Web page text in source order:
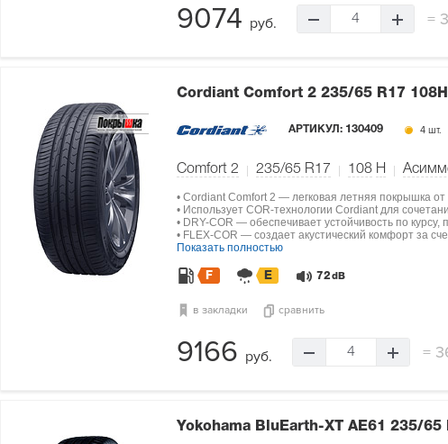
9074 руб. 4 =
Cordiant Comfort 2 235/65 R17 108H
АРТИКУЛ: 130409 4 шт.
Comfort 2 235/65 R17 108 H
• Cordiant Comfort 2 — легковая летняя покрышка
• Использует COR-технологии Cordiant для
• DRY-COR — обеспечивает устойчивость по
• FLEX-COR — создает акустический комфорт за
Показать полностью
F E 72 dB
в закладки сравнить
9166 руб. 4 =
Yokohama BluEarth-XT AE61 235/65